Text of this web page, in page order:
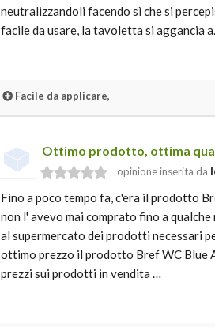
neutralizzandoli facendo sì che si
facile da usare, la tavoletta si aggancia
Facile da applicare,
Ottimo prodotto, ottima
opinione inserita da
Fino a poco tempo fa, c'era il prodotto
non l' avevo mai comprato fino a
al supermercato dei prodotti necessari
ottimo prezzo il prodotto Bref WC Blue
prezzi sui prodotti in vendita …